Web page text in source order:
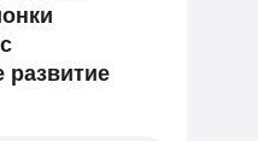
развитие